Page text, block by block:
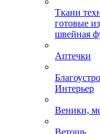
Ткани
готовые
швейная
Аптечки
Интерьер
Веники,
Ветошь